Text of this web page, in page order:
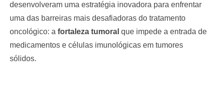
desenvolveram uma estratégia inovadora para enfrentar
uma das barreiras mais desafiadoras do tratamento
oncológico: a fortaleza tumoral que impede a entrada de
medicamentos e células imunológicas em tumores
sólidos.